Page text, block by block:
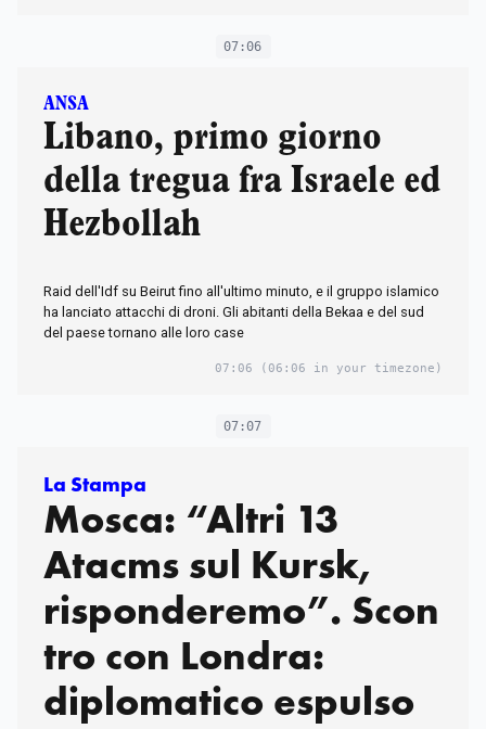
07:06
ANSA
Libano, primo giorno
della tregua fra Israele ed
Hezbollah
Raid dell'Idf su Beirut fino all'ultimo minuto, e il gruppo islamico
ha lanciato attacchi di droni. Gli abitanti della Bekaa e del sud
del paese tornano alle loro case
07:06 (06:06 in your timezone)
07:07
La Stampa
Mosca: “Altri 13
Atacms sul Kursk,
risponderemo”. Scon
tro con Londra:
diplomatico espulso